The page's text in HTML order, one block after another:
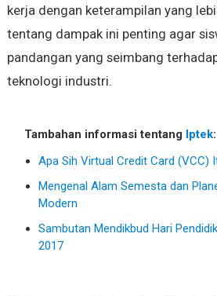
kerja dengan keterampilan yang
tentang dampak ini penting agar
pandangan yang seimbang
teknologi industri.
Tambahan informasi tentang Iptek:
Apa Sih Virtual Credit Card (VCC)
Mengenal Alam Semesta dan
Modern
Sambutan Mendikbud Hari
2017